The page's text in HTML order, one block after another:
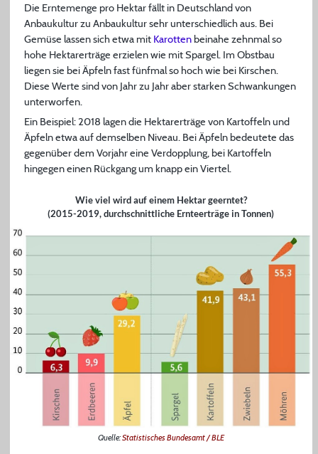
Die Erntemenge pro Hektar fällt in Deutschland von
Anbaukultur zu Anbaukultur sehr unterschiedlich aus. Bei
Gemüse lassen sich etwa mit Karottenbeinahe zehnmal so
hohe Hektarerträge erzielen wie mit Spargel. Im Obstbau
liegen sie bei Äpfeln fast fünfmal so hoch wie bei Kirschen.
Diese Werte sind von Jahr zu Jahr aber starken Schwankungen
unterworfen.
Ein Beispiel: 2018 lagen die Hektarerträge von Kartoffeln und
Äpfeln etwa auf demselben Niveau. Bei Äpfeln bedeutete das
gegenüber dem Vorjahr eine Verdopplung, bei Kartoffeln
hingegen einen Rückgang um knapp ein Viertel.
Wie viel wird auf einem Hektar geerntet?
(2015-2019, durchschnittliche Ernteerträge in Tonnen)
Quelle:Statistisches Bundesamt / BLE